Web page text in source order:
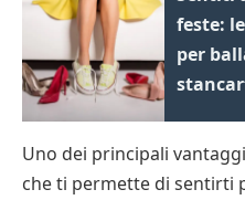
feste:
per
Uno dei principali
che ti permette di sentirti